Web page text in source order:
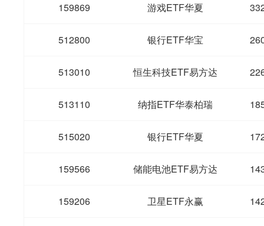
159869 游戏ETF华夏
512800 银行ETF华宝
513010 恒生科技ETF易方达
513110 纳指ETF华泰柏瑞
515020 银行ETF华夏
159566 储能电池ETF易方达
159206 卫星ETF永赢